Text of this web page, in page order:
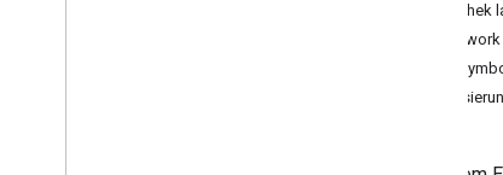
Bibliothek
Framework
Cast-